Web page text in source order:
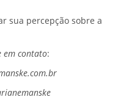
sua percepção sobre a
em contato: